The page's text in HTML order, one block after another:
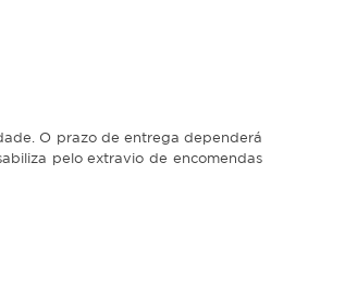
O prazo de entrega dependerá
pelo extravio de encomendas